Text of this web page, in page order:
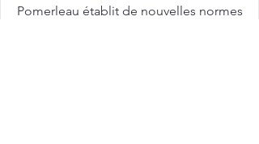
Pomerleau établit de nouvelles normes